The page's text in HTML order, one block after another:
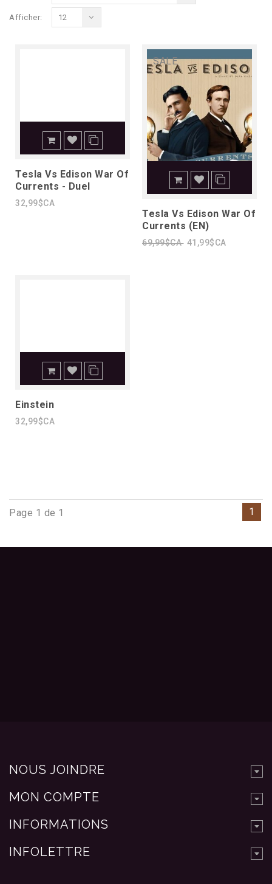
Afficher: 12
Tesla Vs Edison War Of
Currents - Duel
32,99$CA
SALE
Tesla Vs Edison War Of
Currents (EN)
69,99$CA 41,99$CA
Einstein
32,99$CA
Page 1 de 1 1
NOUS JOINDRE
MON COMPTE
INFORMATIONS
INFOLETTRE